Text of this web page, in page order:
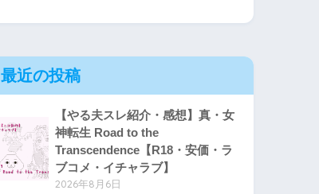
最近の投稿
【やる夫スレ紹介・感想】真・女
神転生 Road to the
Transcendence【R18・安価・ラ
ブコメ・イチャラブ】
2026年8月6日